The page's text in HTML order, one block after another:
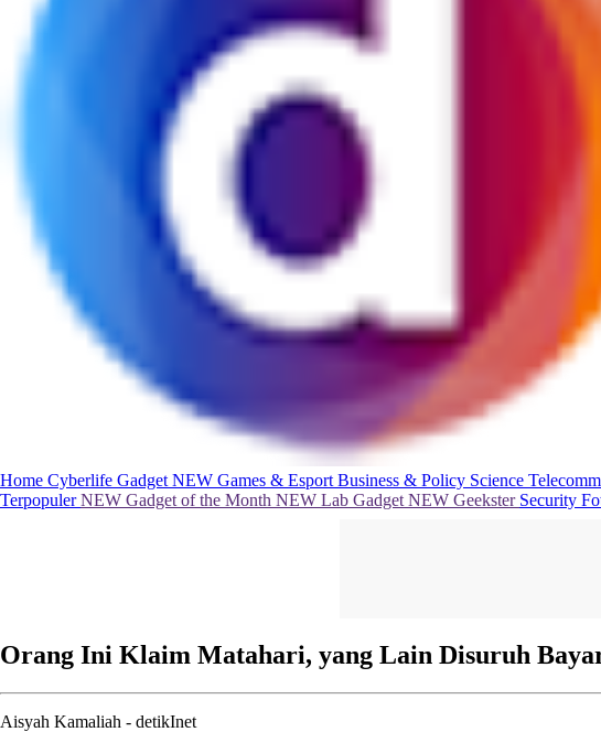
Home Cyberlife Gadget NEW Games & Esport Business & Policy Science
TerpopulerNEW Gadget of the Month NEW Lab Gadget NEW Geekster Security
Orang Ini Klaim Matahari, yang Lain Disuruh
Aisyah Kamaliah - detikInet